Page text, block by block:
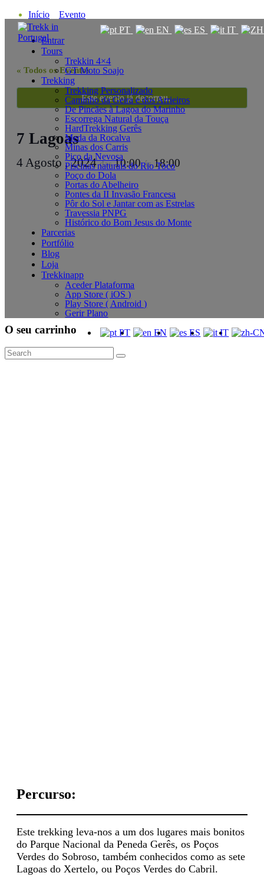
Saltar
para
conteúdo
PT EN ES
IT
Entrar
Tours
Trekkin 4×4
GT Moto Soajo
Trekking
Trekking Personalizado
Caminho da Geira e dos Arrieiros
De Pincães à Lagoa do Marinho
Escorrega Natural da Touça
HardTrekking Gerês
Meda da Rocalva
Minas dos Carris
Pico da Nevosa
Piscinas naturais do Rio Toco
Poço do Dola
Portas do Abelheiro
Pontes da II Invasão Francesa
Pôr do Sol e Jantar com as Estrelas
Travessia PNPG
Histórico do Bom Jesus do Monte
Parcerias
Portfólio
Blog
Loja
Trekkinapp
Aceder Plataforma
App Store ( iOS )
Play Store ( Android )
Gerir Plano
IT
ES
EN
PT
O seu carrinho
Início
Evento
7 Lagoas
« Todos os Eventos
Este evento já decorreu.
7 Lagoas
4 Agosto , 2024das10:00ás18:00
Percurso:
Este trekking leva-nos a um dos lugares mais bonitos
do Parque Nacional da Peneda Gerês, os Poços
Verdes do Sobroso, também conhecidos como as sete
Lagoas do Xertelo, ou Poços Verdes do Cabril.